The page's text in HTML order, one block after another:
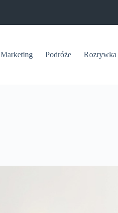
Marketing Podróże Rozrywka